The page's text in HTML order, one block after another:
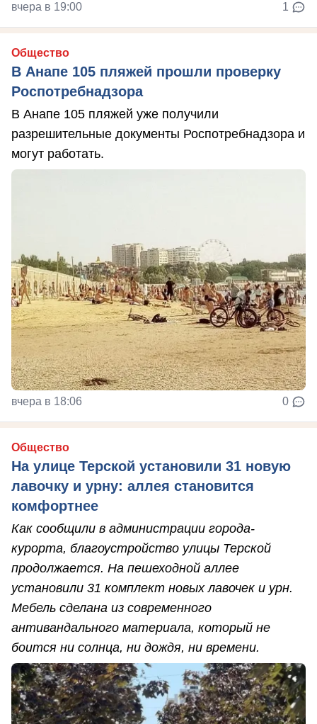
вчера в 19:00 1
Общество
В Анапе 105 пляжей прошли проверку
Роспотребнадзора
В Анапе 105 пляжей уже получили
разрешительные документы Роспотребнадзора и
могут работать.
вчера в 18:06 0
Общество
На улице Терской установили 31 новую
лавочку и урну: аллея становится
комфортнее
Как сообщили в администрации города-
курорта, благоустройство улицы Терской
продолжается. На пешеходной аллее
установили 31 комплект новых лавочек и урн.
Мебель сделана из современного
антивандального материала, который не
боится ни солнца, ни дождя, ни времени.